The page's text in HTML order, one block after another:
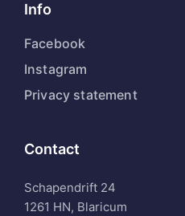
Info
Facebook
Instagram
Privacy statement
Contact
Schapendrift 24
1261 HN, Blaricum